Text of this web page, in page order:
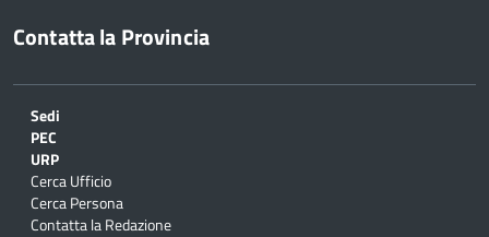
Contatta la Provincia
Sedi
PEC
URP
Cerca Ufficio
Cerca Persona
Contatta la Redazione